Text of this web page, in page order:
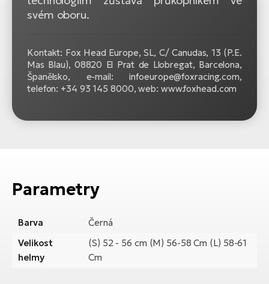
svém oboru.
Kontakt: Fox Head Europe, SL, C/ Canudas, 13 (P.E.
Mas Blau), 08820 El Prat de Llobregat, Barcelona,
Španělsko, e-mail: infoeurope@foxracing.com,
telefon: +34 93 145 8000, web: www.foxhead.com
Parametry
Barva
Černá
Velikost
helmy
(S) 52 - 56 cm (M) 56-58 Cm (L) 58-61
Cm